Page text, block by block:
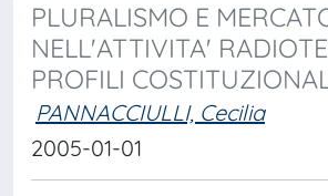
PLURALISMO E
NELL'ATTIVITA'
PROFILI
PANNACCIULLI, Cecilia
2005-01-01